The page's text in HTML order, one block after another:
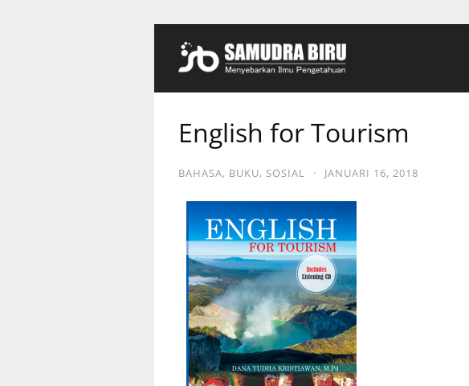
English for Tourism
BAHASA, BUKU, SOSIAL · JANUARI 16, 2018